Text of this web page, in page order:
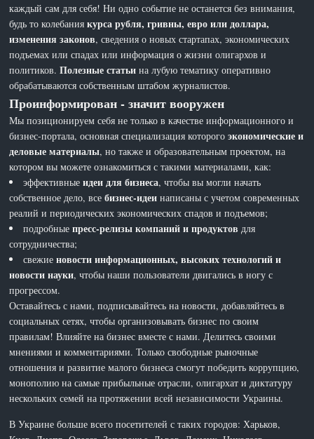
каждый сам для себя! Ни одно событие не останется без внимания,
будь то колебаниякурса рубля, гривны, евро или доллара,
изменения законов, сведения о новых стартапах, экономических
подъемах или спадах или информация о жизни олигархов и
политиков.Полезные статьи на лубую тематику оперативно
обрабатываются собственным штабом журналистов.
Проинформирован - значит вооружен
Мы позиционируем себя не только в качестве информационного и
бизнес-портала, основная специализация которогоэкономические и
деловые материалы, но также и образовательным проектом, на
котором вы можете ознакомиться с такими материалами, как:
эффективныеидеи для бизнеса, чтобы вы могли начать
собственное дело, всебизнес-идеи написаны с учетом современных
реалий и периодических экономических спадов и подъемов;
подробныепресс-релизы компаний и продуктов для
сотрудничества;
свежиеновости информационных, высоких технологий и
новости науки, чтобы наши пользователи двигались в ногу с
прогрессом.
Оставайтесь с нами, подписывайтесь на новости, добавляйтесь в
социальных сетях, чтобы организовывать бизнес по своим
правилам! Влияйте на бизнес вместе с нами. Делитесь своими
мнениями и комментариями. Только свободные рыночные
отношения и развитие малого бизнеса смогут победить коррупцию,
монополию на самые прибыльные отрасли, олигархат и диктатуру
нескольких семей на протяжении всей независимости Украины.
В Украине больше всего посетителей с таких городов: Харьков,